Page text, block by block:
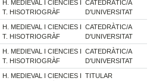
H. MEDIEVAL I CIENCIES I
T. HISOTRIOGRÀF
CATEDRÀTIC/A
D'UNIVERSITAT
H. MEDIEVAL I CIENCIES I
T. HISOTRIOGRÀF
CATEDRÀTIC/A
D'UNIVERSITAT
H. MEDIEVAL I CIENCIES I
T. HISOTRIOGRÀF
CATEDRÀTIC/A
D'UNIVERSITAT
H. MEDIEVAL I CIENCIES I
TITULAR